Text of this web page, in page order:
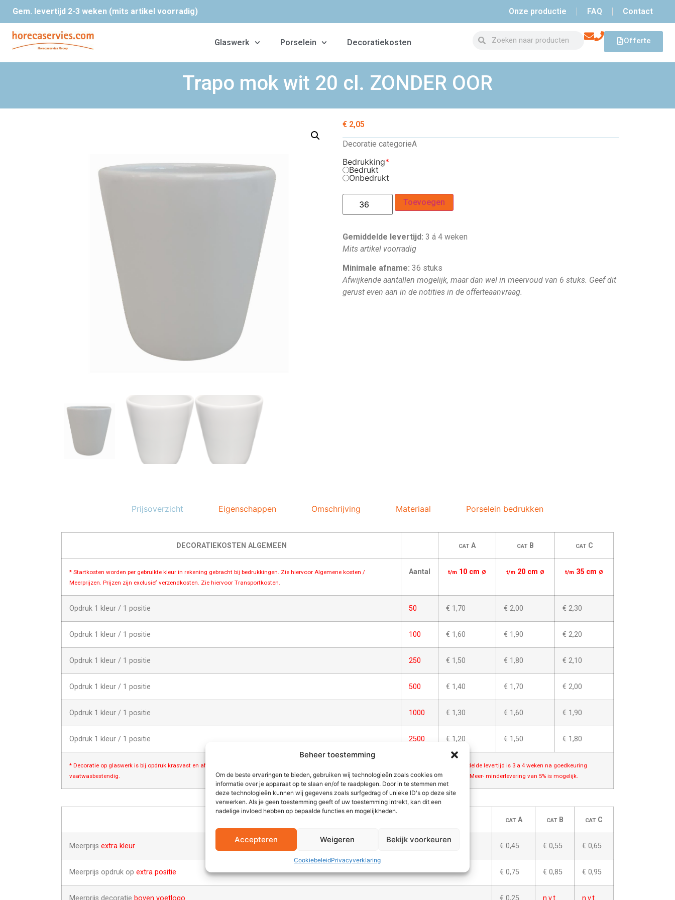
Beheer toestemming
Om de beste ervaringen te bieden, gebruiken wij technologieën zoals cookies om
informatie over je apparaat op te slaan en/of te raadplegen. Door in te stemmen met
deze technologieën kunnen wij gegevens zoals surfgedrag of unieke ID's op deze site
verwerken. Als je geen toestemming geeft of uw toestemming intrekt, kan dit een
nadelige invloed hebben op bepaalde functies en mogelijkheden.
Accepteren Weigeren Bekijk voorkeuren
CookiebeleidPrivacyverklaring
Gem. levertijd 2-3 weken (mits artikel voorradig) Onze productie FAQ Contact
Glaswerk Porselein Decoratiekosten Offerte
Trapo mok wit 20 cl. ZONDER OOR
€ 2,05
Decoratie categorieA
*
Bedrukking
Bedrukt
Onbedrukt
Toevoegen
Gemiddelde levertijd: 3 á 4 weken
Mits artikel voorradig
Minimale afname: 36 stuks
Afwijkende aantallen mogelijk, maar dan wel in meervoud van 6 stuks. Geef dit
gerust even aan in de notities in de offerteaanvraag.
Prijsoverzicht Eigenschappen Omschrijving Materiaal Porselein bedrukken
DECORATIEKOSTEN ALGEMEEN CAT A CAT B CATC
* Startkosten worden per gebruikte kleur in rekening gebracht bij bedrukkingen. Zie hiervoor Algemene kosten /
Meerprijzen. Prijzen zijn exclusief verzendkosten. Zie hiervoor Transportkosten.
Aantal t/m 10 cm Ø t/m 20 cm Ø t/m 35 cm Ø
Opdruk 1 kleur / 1 positie 50 € 1,70 € 2,00 € 2,30
Opdruk 1 kleur / 1 positie 100 € 1,60 € 1,90 € 2,20
Opdruk 1 kleur / 1 positie 250 € 1,50 € 1,80 € 2,10
Opdruk 1 kleur / 1 positie 500 € 1,40 € 1,70 € 2,00
Opdruk 1 kleur / 1 positie 1000 € 1,30 € 1,60 € 1,90
Opdruk 1 kleur / 1 positie 2500 € 1,20 € 1,50 € 1,80
* Decoratie op glaswerk is bij opdruk krasvast en afwasbestendig, decoratie op porselein zijn krasvast en
vaatwasbestendig.
* Gemiddelde levertijd is 3 a 4 weken na goedkeuring
artwork; Meer- minderlevering van 5% is mogelijk.
CATA CATB CAT C
Meerprijs extra kleur € 0,45 € 0,55 € 0,65
Meerprijs opdruk op extra positie € 0,75 € 0,85 € 0,95
Meerprijs decoratie boven voetlogo € 0,25 n.v.t. n.v.t.